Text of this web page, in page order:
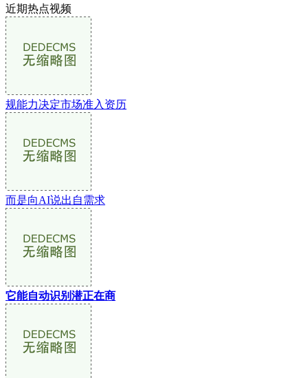
近期热点视频
规能力决定市场准入资历
而是向AI说出自需求
它能自动识别潜正在商